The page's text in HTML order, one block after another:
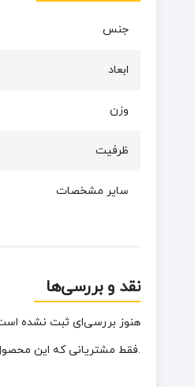
جنس
ابعاد
وزن
ظرفیت
سایر مشخصات
نقد و بررسی‌ها
هنوز بررسی‌ای ثبت نشده
.فقط مشتریانی که این محصول